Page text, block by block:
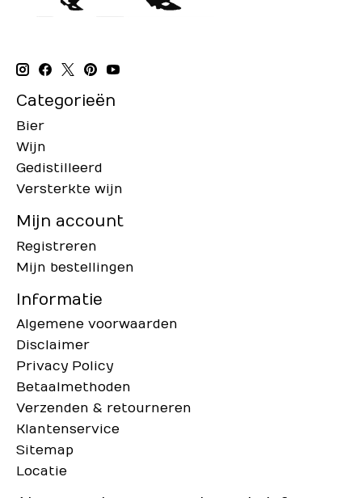
Categorieën
Bier
Wijn
Gedistilleerd
Versterkte wijn
Mijn account
Registreren
Mijn bestellingen
Informatie
Algemene voorwaarden
Disclaimer
Privacy Policy
Betaalmethoden
Verzenden & retourneren
Klantenservice
Sitemap
Locatie